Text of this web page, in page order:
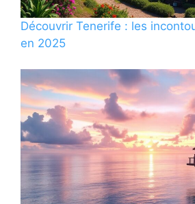
Découvrir Tenerife : les
en 2025